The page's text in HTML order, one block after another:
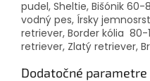
pudel, Sheltie, Bišónik
vodný pes, Írsky
retriever, Border kólia
retriever, Zlatý retriever,
Dodatočné parametre